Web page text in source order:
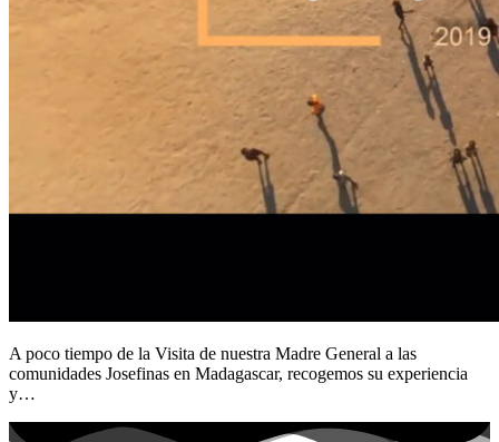
A poco tiempo de la Visita de nuestra Madre General a las
comunidades Josefinas en Madagascar, recogemos su experiencia
y…